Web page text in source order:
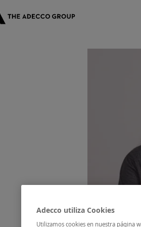
Flash Jobs CV Maker
Adecco utiliza Cookies
Utilizamos cookies en nuestra página